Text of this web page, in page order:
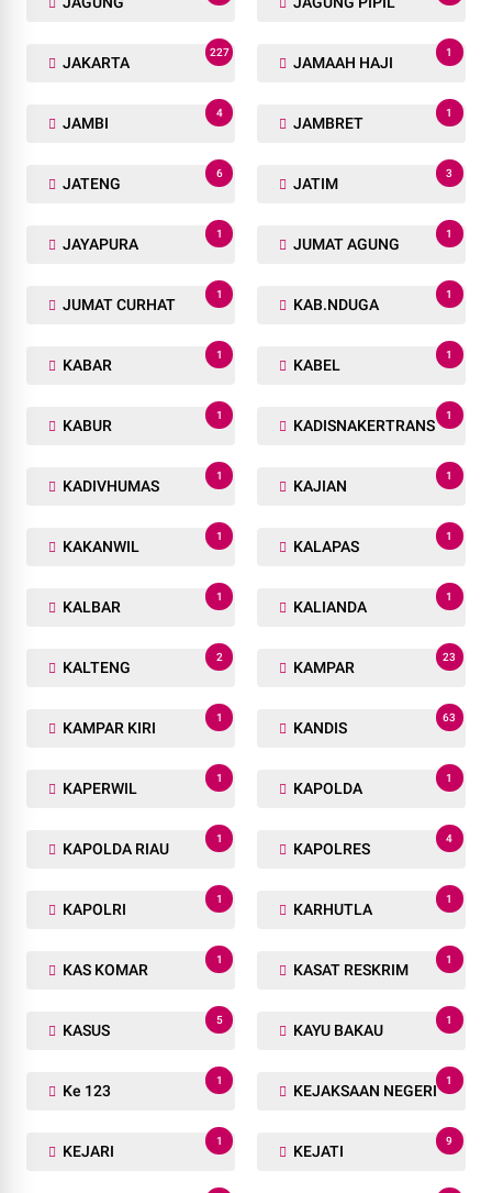
JAKARTA
227
JAMAAH HAJI
1
JAMBI
4
JAMBRET
1
JATENG
6
JATIM
3
JAYAPURA
1
JUMAT AGUNG
1
JUMAT CURHAT
1
KAB.NDUGA
1
KABAR
1
KABEL
1
KABUR
1
KADISNAKERTRANS
1
KADIVHUMAS
1
KAJIAN
1
KAKANWIL
1
KALAPAS
1
KALBAR
1
KALIANDA
1
KALTENG
2
KAMPAR
23
KAMPAR KIRI
1
KANDIS
63
KAPERWIL
1
KAPOLDA
1
KAPOLDA RIAU
1
KAPOLRES
4
KAPOLRI
1
KARHUTLA
1
KAS KOMAR
1
KASAT RESKRIM
1
KASUS
5
KAYU BAKAU
1
Ke 123
1
KEJAKSAAN NEGERI
1
KEJARI
1
KEJATI
9